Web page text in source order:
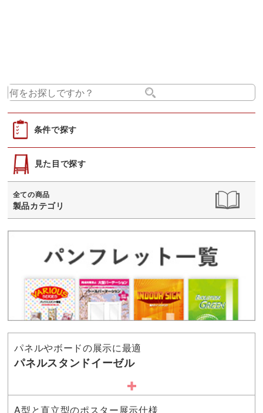
条件で探す
見た目で探す
全ての商品
製品カテゴリ
パネルやボードの展示に最適
パネルスタンドイーゼル
A型と直立型のポスター展示仕様